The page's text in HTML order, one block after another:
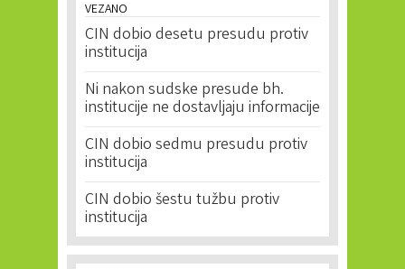
VEZANO
CIN dobio desetu presudu protiv
institucija
Ni nakon sudske presude bh.
institucije ne dostavljaju informacije
CIN dobio sedmu presudu protiv
institucija
CIN dobio šestu tužbu protiv
institucija